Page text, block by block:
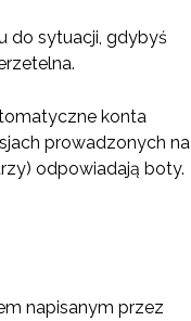
do sytuacji, gdybyś
konta
prowadzonych na
odpowiadają boty.
napisanym przez